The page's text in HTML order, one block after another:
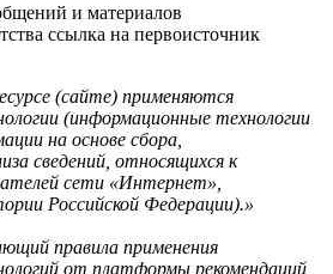
и материалов
ссылка на первоисточник
(сайте) применяются
(информационные технологии
на основе сбора,
сведений, относящихся к
сети «Интернет»,
Российской Федерации).»
правила применения
от платформы рекомендаций